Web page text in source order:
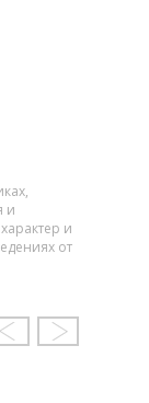
и
и
от